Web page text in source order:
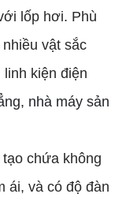
lốp hơi. Phù
vật sắc
kiện điện
nhà máy sản
chứa không
ái, và có độ đàn